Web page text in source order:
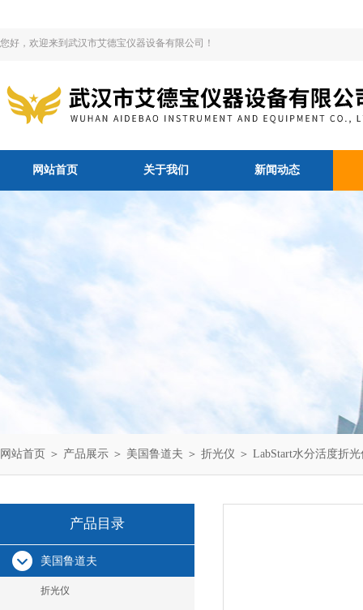
您好，欢迎来到武汉市艾德宝仪器设备有限公司！
网站首页 关于我们 新闻动态
网站首页 ＞ 产品展示 ＞ 美国鲁道夫 ＞ 折光仪 ＞ LabStart水分活度折光
产品目录
美国鲁道夫
折光仪